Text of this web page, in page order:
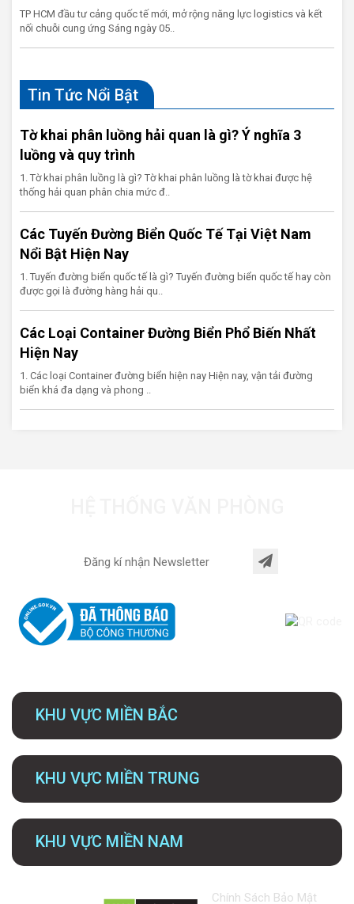
TP HCM đầu tư cảng quốc tế mới, mở rộng năng lực logistics và kết
nối chuỗi cung ứng Sáng ngày 05..
Tin Tức Nổi Bật
Tờ khai phân luồng hải quan là gì? Ý nghĩa 3
luồng và quy trình
1. Tờ khai phân luồng là gì? Tờ khai phân luồng là tờ khai được hệ
thống hải quan phân chia mức đ..
Các Tuyến Đường Biển Quốc Tế Tại Việt Nam
Nổi Bật Hiện Nay
1. Tuyến đường biển quốc tế là gì? Tuyến đường biển quốc tế hay còn
được gọi là đường hàng hải qu..
Các Loại Container Đường Biển Phổ Biến Nhất
Hiện Nay
1. Các loại Container đường biển hiện nay Hiện nay, vận tải đường
biển khá đa dạng và phong ..
KHU VỰC MIỀN BẮC
KHU VỰC MIỀN TRUNG
KHU VỰC MIỀN NAM
Chính Sách Bảo Mật